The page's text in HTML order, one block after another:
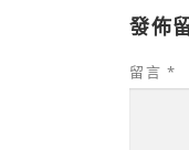
發佈
留言 *